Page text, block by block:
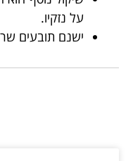
על נזקיו.
ישנם תובעים